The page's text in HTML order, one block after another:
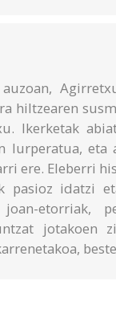
hiltzearen
Ikerketak
lurperatua, eta
ere. Eleberri
idatzi
etorriak,
jotakoen